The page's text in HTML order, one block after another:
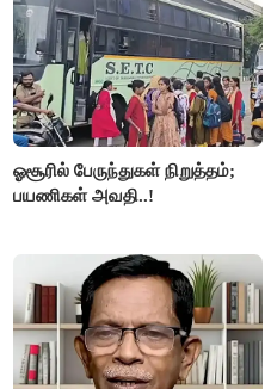
ஓசூரில் பேருந்துகள் நிறுத்தம்;
பயணிகள் அவதி..!